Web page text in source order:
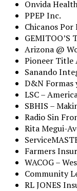
Onvida
PPEP Inc.
Chicanos Por
GEMITOO’S
Arizona @
Pioneer Title
Sanando
D&N Formas
LSC –
SBHIS –
Radio Sin
Rita Megui-
Farmers
WACOG –
Community
RL JONES